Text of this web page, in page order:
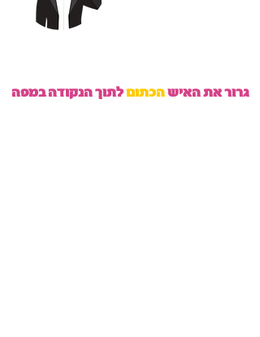
גרור את האישהכתוםלתוך הנקודה במפה